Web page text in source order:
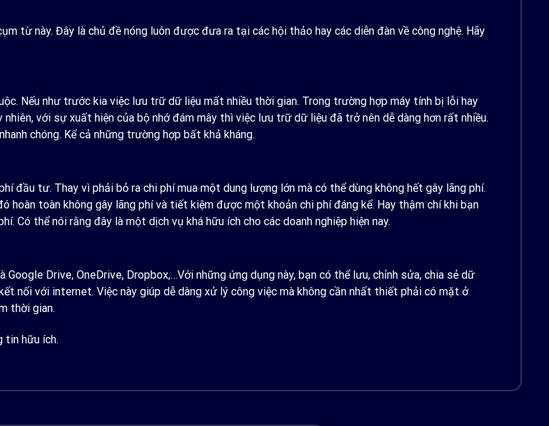
từ này. Đây là chủ đề nóng luôn được đưa ra tại các hội thảo hay các diễn đàn về công nghệ. Hãy
Nếu như trước kia việc lưu trữ dữ liệu mất nhiều thời gian. Trong trường hợp máy tính bị lỗi hay
với sự xuất hiện của bộ nhớ đám mây thì việc lưu trữ dữ liệu đã trở nên dễ dàng hơn rất nhiều.
chóng. Kể cả những trường hợp bất khả kháng.
đầu tư. Thay vì phải bỏ ra chi phí mua một dung lượng lớn mà có thể dùng không hết gây lãng phí.
hoàn toàn không gây lãng phí và tiết kiệm được một khoản chi phí đáng kể. Hay thậm chí khi bạn
Có thể nói rằng đây là một dịch vụ khá hữu ích cho các doanh nghiệp hiện nay.
Drive, OneDrive, Dropbox,…Với những ứng dụng này, bạn có thể lưu, chỉnh sửa, chia sẻ dữ
nối với internet. Việc này giúp dễ dàng xử lý công việc mà không cần nhất thiết phải có mặt ở
thời gian.
tin hữu ích.